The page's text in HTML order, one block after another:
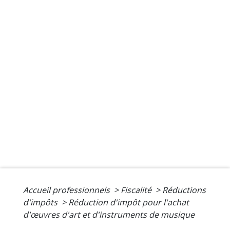
Accueil professionnels > Fiscalité > Réductions
d'impôts > Réduction d'impôt pour l'achat
d'œuvres d'art et d'instruments de musique